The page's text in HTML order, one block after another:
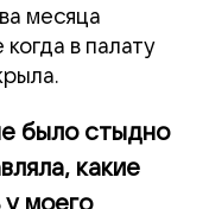
месяца
в палату
было стыдно
какие